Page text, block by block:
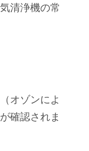
清浄機の常
オゾンによ
確認されま